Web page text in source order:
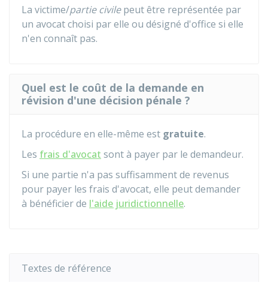
La victime/partie civilepeut être représentée par
un avocat choisi par elle ou désigné d'office si elle
n'en connaît pas.
Quel est le coût de la demande en
révision d'une décision pénale ?
La procédure en elle-même est gratuite.
Les frais d'avocat sont à payer par le demandeur.
Si une partie n'a pas suffisamment de revenus
pour payer les frais d'avocat, elle peut demander
à bénéficier de l'aide juridictionnelle.
Textes de référence